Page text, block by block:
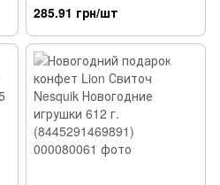
285.91 грн/шт